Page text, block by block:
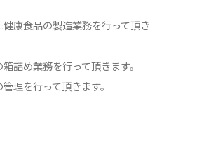
康食品の製造業務を行って頂き
詰め業務を行って頂きます。
理を行って頂きます。